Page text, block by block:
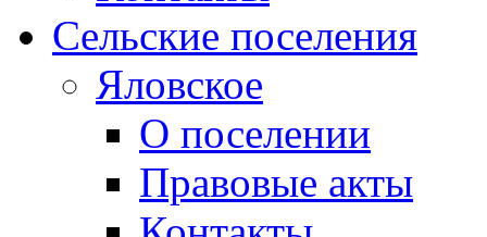
Сельские поселения
Яловское
О поселении
Правовые акты